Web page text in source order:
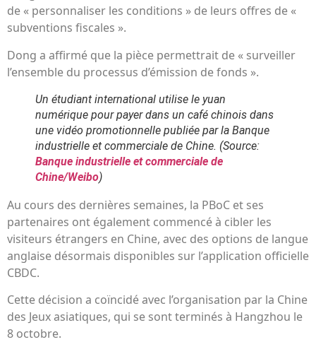
de « personnaliser les conditions » de leurs offres de «
subventions fiscales ».
Dong a affirmé que la pièce permettrait de « surveiller
l’ensemble du processus d’émission de fonds ».
Un étudiant international utilise le yuan
numérique pour payer dans un café chinois dans
une vidéo promotionnelle publiée par la Banque
industrielle et commerciale de Chine. (Source:
Banque industrielle et commerciale de
Chine/Weibo)
Au cours des dernières semaines, la PBoC et ses
partenaires ont également commencé à cibler les
visiteurs étrangers en Chine, avec des options de langue
anglaise désormais disponibles sur l’application officielle
CBDC.
Cette décision a coïncidé avec l’organisation par la Chine
des Jeux asiatiques, qui se sont terminés à Hangzhou le
8 octobre.